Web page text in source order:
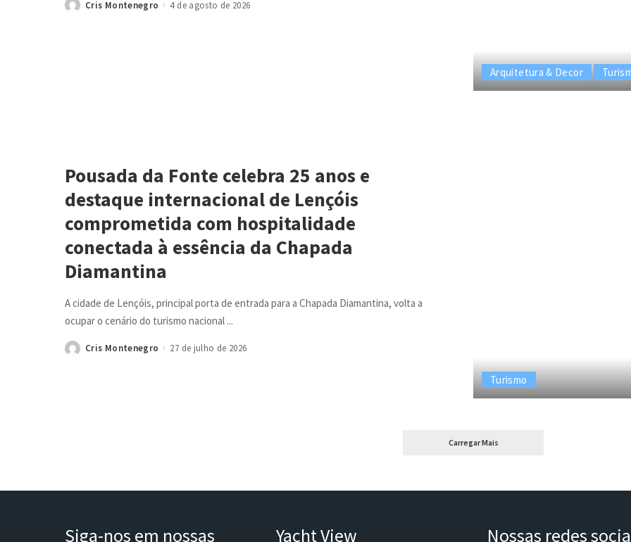
Arquitetura & Decor
PostedCris Montenegro 4 de agosto de 2026
Turismo
Pousada da Fonte celebra 25 anos e
destaque internacional de Lençóis
comprometida com hospitalidade
conectada à essência da Chapada
Diamantina
A cidade de Lençóis, principal porta de entrada para a Chapada Diamantina, volta a
ocupar o cenário do turismo nacional ...
PostedCris Montenegro 27 de julho de 2026
Carregar Mais
Siga-nos em nossas Yacht View Nossas redes